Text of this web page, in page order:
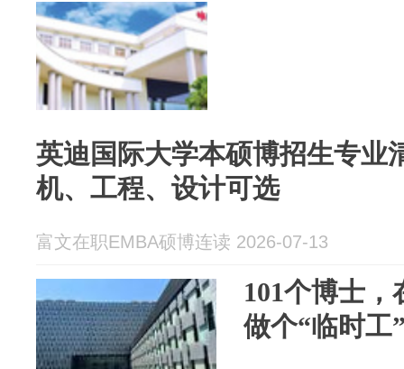
英迪国际大学本硕博招生专业
机、工程、设计可选
富文在职EMBA硕博连读 2026-07-13
101个博士
做个“临时工